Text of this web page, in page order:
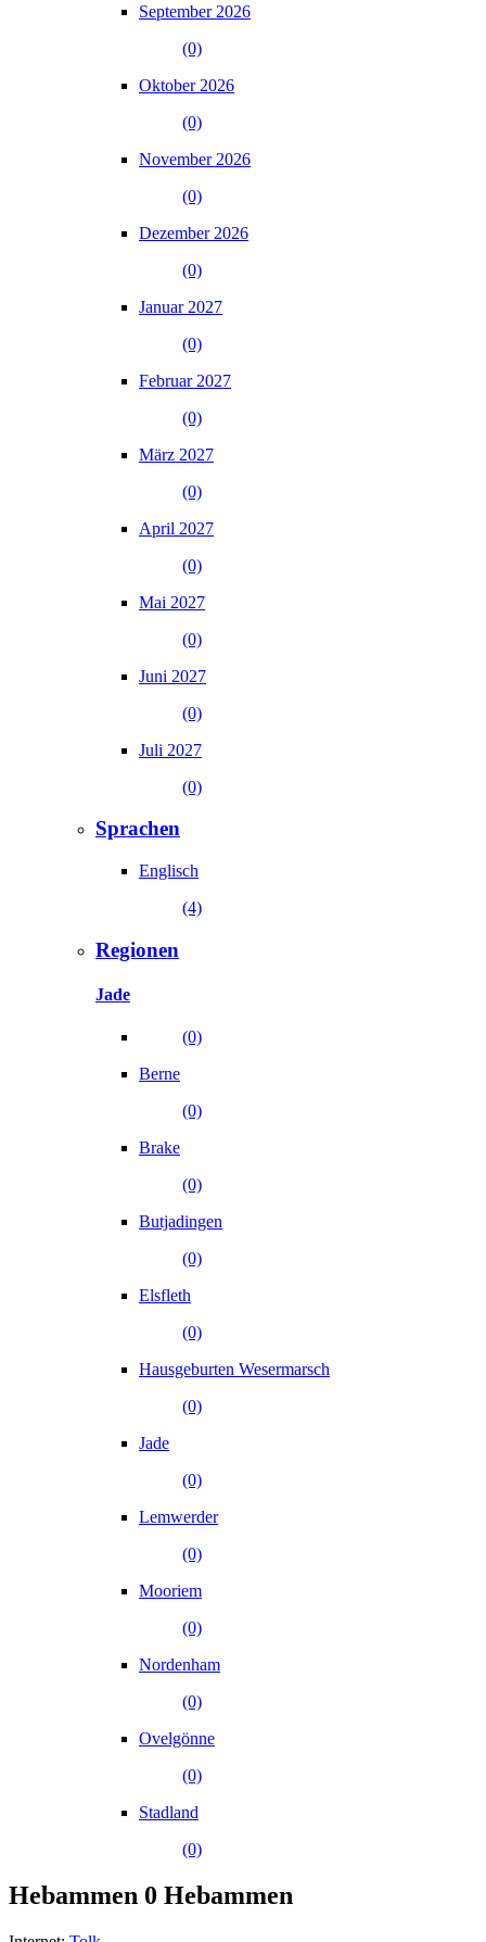
September 2026
(0)
Oktober 2026
(0)
November 2026
(0)
Dezember 2026
(0)
Januar 2027
(0)
Februar 2027
(0)
März 2027
(0)
April 2027
(0)
Mai 2027
(0)
Juni 2027
(0)
Juli 2027
(0)
Sprachen
Englisch
(4)
Regionen
Jade
(0)
Berne
(0)
Brake
(0)
Butjadingen
(0)
Elsfleth
(0)
Hausgeburten Wesermarsch
(0)
Jade
(0)
Lemwerder
(0)
Mooriem
(0)
Nordenham
(0)
Ovelgönne
(0)
Stadland
(0)
Hebammen 0 Hebammen